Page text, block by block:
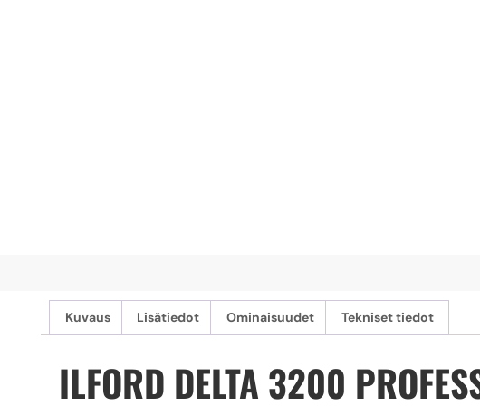
Kuvaus Lisätiedot Ominaisuudet Tekniset tiedot
ILFORD DELTA 3200